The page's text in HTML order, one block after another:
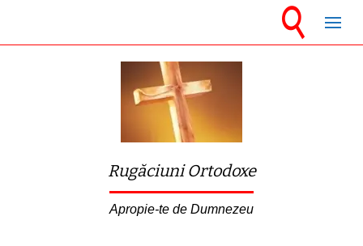
Rugăciuni Ortodoxe
Apropie-te de Dumnezeu